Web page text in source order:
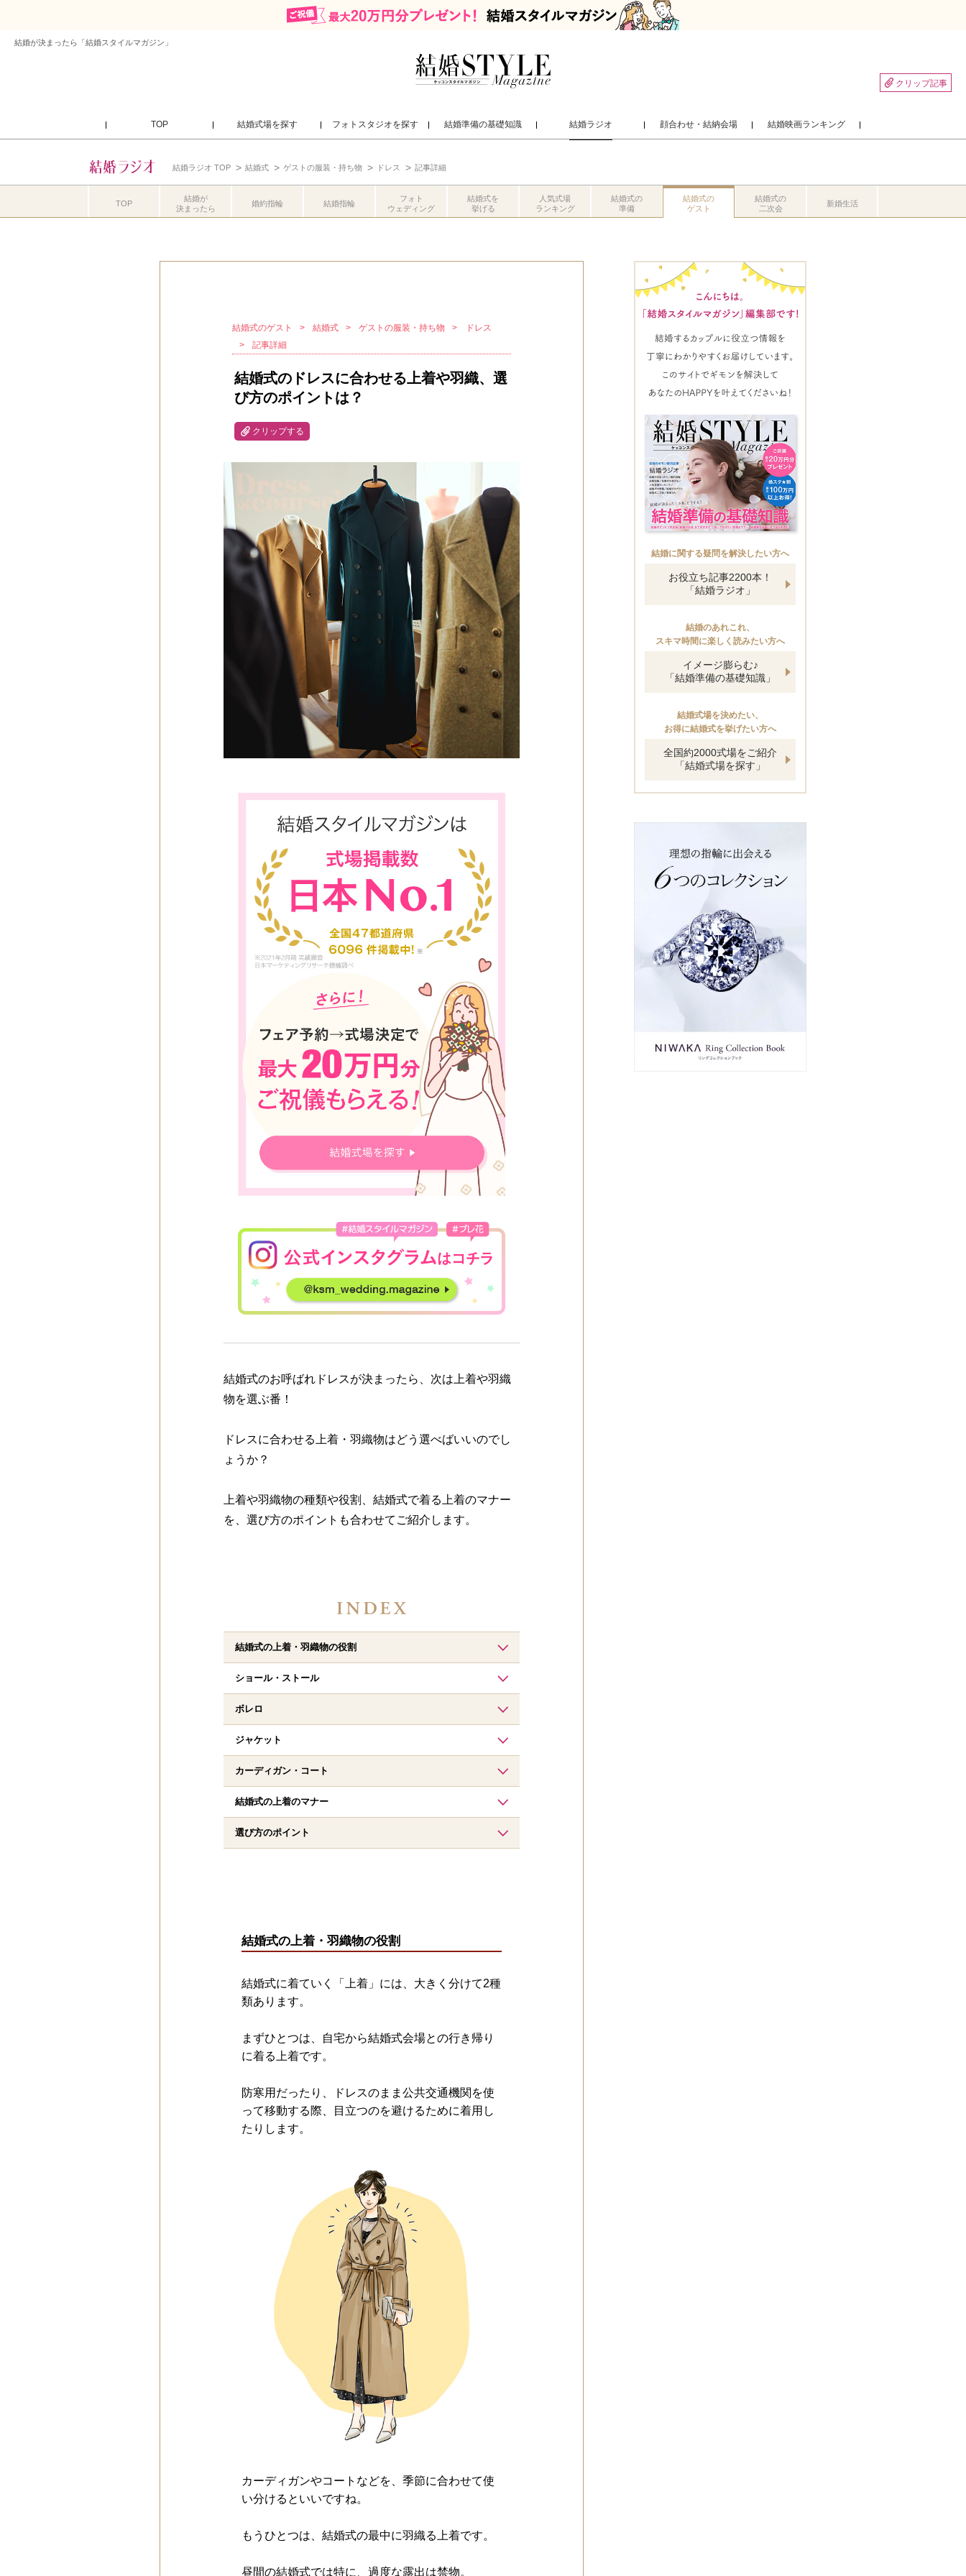
結婚が決まったら「結婚スタイルマガジン」
クリップ記事
TOP 結婚式場を探す フォトスタジオを探す 結婚準備の基礎知識 結婚ラジオ 顔合わせ・結納会場 結婚映画ランキング
結婚ラジオ TOP 結婚式 ゲストの服装・持ち物 ドレス 記事詳細
TOP
結婚が
決まったら
婚約指輪 結婚指輪
フォト
ウェディング
結婚式を
挙げる
人気式場
ランキング
結婚式の
準備
結婚式の
ゲスト
結婚式の
二次会
新婚生活
結婚式のゲスト 結婚式 ゲストの服装・持ち物
ドレス
記事詳細
結婚式のドレスに合わせる上着や羽織、選
び方のポイントは？
クリップする
結婚式のお呼ばれドレスが決まったら、次は上着や羽織
物を選ぶ番！
ドレスに合わせる上着・羽織物はどう選べばいいのでし
ょうか？
上着や羽織物の種類や役割、結婚式で着る上着のマナー
を、選び方のポイントも合わせてご紹介します。
結婚式の上着・羽織物の役割
ショール・ストール
ボレロ
ジャケット
カーディガン・コート
結婚式の上着のマナー
選び方のポイント
結婚式の上着・羽織物の役割
結婚式に着ていく「上着」には、大きく分けて2種
類あります。
まずひとつは、自宅から結婚式会場との行き帰り
に着る上着です。
防寒用だったり、ドレスのまま公共交通機関を使
って移動する際、目立つのを避けるために着用し
たりします。
カーディガンやコートなどを、季節に合わせて使
い分けるといいですね。
もうひとつは、結婚式の最中に羽織る上着です。
昼間の結婚式では特に、過度な露出は禁物。
結婚に関する疑問を解決したい方へ
お役立ち記事2200本！
「結婚ラジオ」
結婚のあれこれ、
スキマ時間に楽しく読みたい方へ
イメージ膨らむ♪
「結婚準備の基礎知識」
結婚式場を決めたい、
お得に結婚式を挙げたい方へ
全国約2000式場をご紹介
「結婚式場を探す」